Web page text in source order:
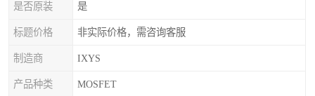
是否原装 是
标题价格 非实际价格，需咨询客服
制造商 IXYS
产品种类 MOSFET